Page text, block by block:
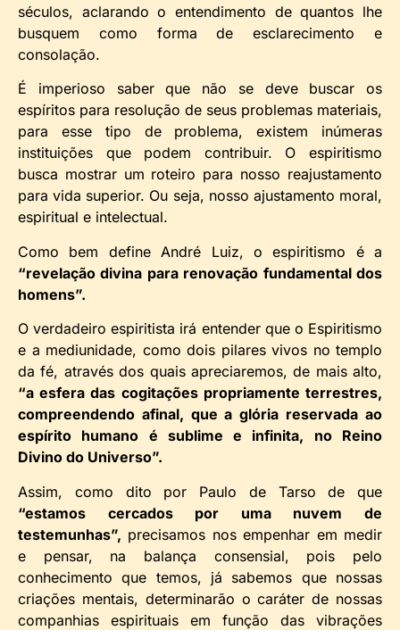
séculos, aclarando o entendimento de quantos lhe
busquem como forma de esclarecimento e
consolação.
É imperioso saber que não se deve buscar os
espíritos para resolução de seus problemas materiais,
para esse tipo de problema, existem inúmeras
instituições que podem contribuir. O espiritismo
busca mostrar um roteiro para nosso reajustamento
para vida superior. Ou seja, nosso ajustamento moral,
espiritual e intelectual.
Como bem define André Luiz, o espiritismo é a
“revelação divina para renovação fundamental dos
homens”.
O verdadeiro espiritista irá entender que o Espiritismo
e a mediunidade, como dois pilares vivos no templo
da fé, através dos quais apreciaremos, de mais alto,
“a esfera das cogitações propriamente terrestres,
compreendendo afinal, que a glória reservada ao
espírito humano é sublime e infinita, no Reino
Divino do Universo”.
Assim, como dito por Paulo de Tarso de que
“estamos cercados por uma nuvem de
testemunhas”, precisamos nos empenhar em medir
e pensar, na balança consensial, pois pelo
conhecimento que temos, já sabemos que nossas
criações mentais, determinarão o caráter de nossas
companhias espirituais em função das vibrações